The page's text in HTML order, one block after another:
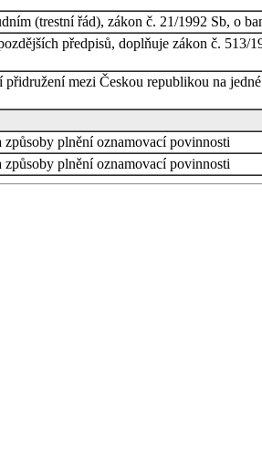
(trestní řád), zákon č. 21/1992 Sb, o
předpisů, doplňuje zákon č.
mezi Českou republikou na
plnění oznamovací povinnosti
plnění oznamovací povinnosti